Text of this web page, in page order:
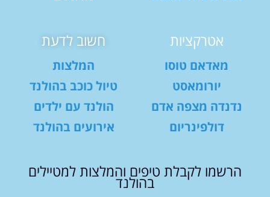
אטרקציות
מאדאם טוסו
יורומאסט
נדנדה מצפה אדם
דולפינריום
חשוב לדעת
המלצות
טיול כוכב בהולנד
הולנד עם ילדים
אירועים בהולנד
הרשמו לקבלת טיפים והמלצות למטיילים
בהולנד